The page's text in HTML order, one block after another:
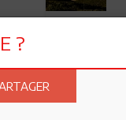
en
et
,
?